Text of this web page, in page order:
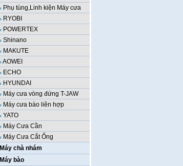
Phụ tùng,Linh kiện Máy cưa
RYOBI
POWERTEX
Shinano
MAKUTE
AOWEI
ECHO
HYUNDAI
Máy cưa vòng đứng T-JAW
Máy cưa bào liên hợp
YATO
Máy Cưa Cần
Máy Cưa Cắt Ống
Máy chà nhám
Máy bào